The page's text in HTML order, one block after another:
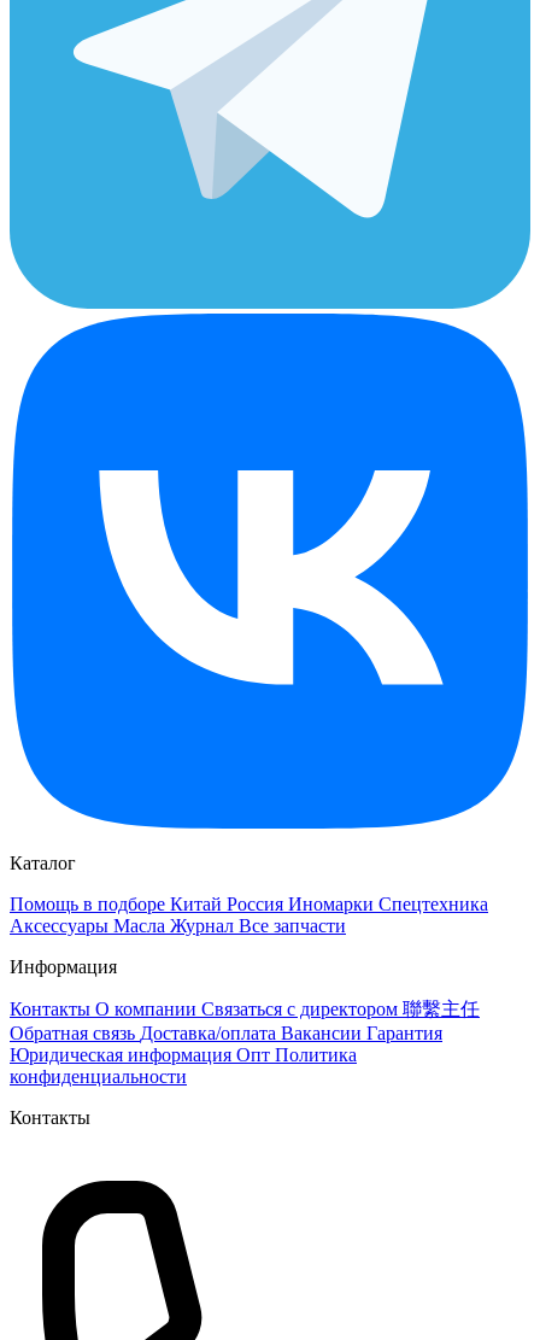
Каталог
Помощь в подборе Китай Россия Иномарки Спецтехника
Аксессуары Масла Журнал Все запчасти
Информация
Контакты О компании Связаться с директором 聯繫主任
Обратная связь Доставка/оплата Вакансии Гарантия
Юридическая информация Опт Политика
конфиденциальности
Контакты